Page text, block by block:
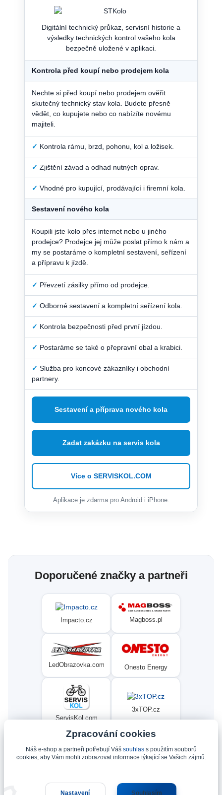
Digitální technický průkaz, servisní historie a
výsledky technických kontrol vašeho kola
bezpečně uložené v aplikaci.
Kontrola před koupí nebo prodejem kola
Nechte si před koupí nebo prodejem ověřit
skutečný technický stav kola. Budete přesně
vědět, co kupujete nebo co nabízíte novému
majiteli.
✓ Kontrola rámu, brzd, pohonu, kol a ložisek.
✓ Zjištění závad a odhad nutných oprav.
✓ Vhodné pro kupující, prodávající i firemní kola.
Sestavení nového kola
Koupili jste kolo přes internet nebo u jiného
prodejce? Prodejce jej může poslat přímo k nám a
my se postaráme o kompletní sestavení, seřízení
a přípravu k jízdě.
✓ Převzetí zásilky přímo od prodejce.
✓ Odborné sestavení a kompletní seřízení kola.
✓ Kontrola bezpečnosti před první jízdou.
✓ Postaráme se také o přepravní obal a krabici.
✓ Služba pro koncové zákazníky i obchodní
partnery.
Sestavení a příprava nového kola
Zadat zakázku na servis kola
Více o SERVISKOL.COM
Aplikace je zdarma pro Android i iPhone.
Doporučené značky a partneři
Impacto.cz Magboss.pl
LedObrazovka.com Onesto Energy
ServisKol.com
3xTOP.cz
Condat Ninex.cz
Zpracování cookies
Náš e-shop a partneři potřebují Váš souhlass použitím souborů
cookies, aby Vám mohli zobrazovat informace týkající se Vašich zájmů.
Nastavení Souhlasím